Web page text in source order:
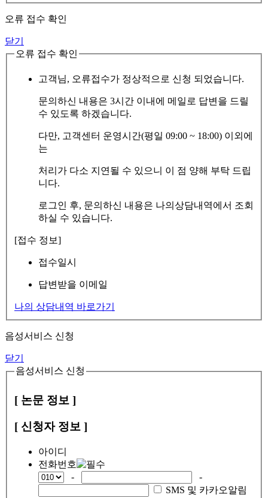
오류 접수 확인
닫기
오류 접수 확인
고객님, 오류접수가 정상적으로 신청 되었습니다.
문의하신 내용은 3시간 이내에 메일로 답변을 드릴
수 있도록 하겠습니다.
다만, 고객센터 운영시간(평일 09:00 ~ 18:00) 이외에
는
처리가 다소 지연될 수 있으니 이 점 양해 부탁 드립
니다.
로그인 후, 문의하신 내용은 나의상담내역에서 조회
하실 수 있습니다.
[접수 정보]
접수일시
답변받을 이메일
나의 상담내역 바로가기
음성서비스 신청
닫기
음성서비스 신청
[ 논문 정보 ]
[ 신청자 정보 ]
아이디
전화번호
-
-
SMS 및 카카오알림